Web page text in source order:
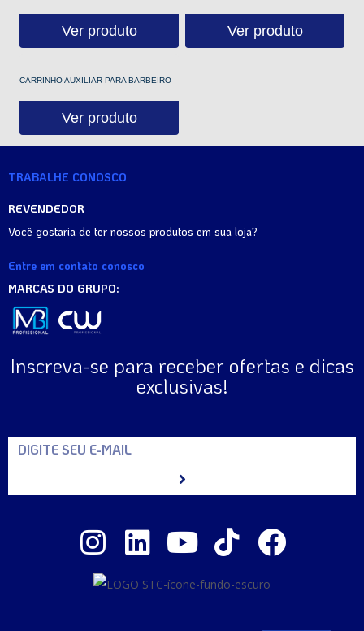
Ver produto Ver produto
CARRINHO AUXILIAR PARA BARBEIRO
Ver produto
TRABALHE CONOSCO
REVENDEDOR
Você gostaria de ter nossos produtos em sua loja?
Entre em contato conosco
MARCAS DO GRUPO:
Inscreva-se para receber ofertas e dicas
exclusivas!